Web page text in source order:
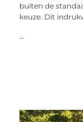
buiten de
keuze. Dit
...